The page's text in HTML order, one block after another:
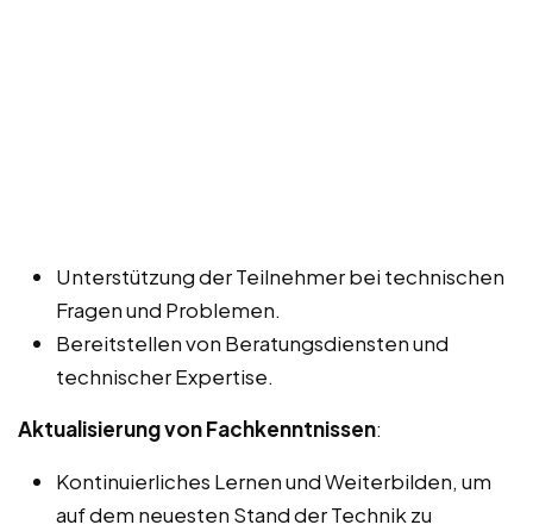
Unterstützung der Teilnehmer bei technischen
Fragen und Problemen.
Bereitstellen von Beratungsdiensten und
technischer Expertise.
Aktualisierung von Fachkenntnissen:
Kontinuierliches Lernen und Weiterbilden, um
auf dem neuesten Stand der Technik zu